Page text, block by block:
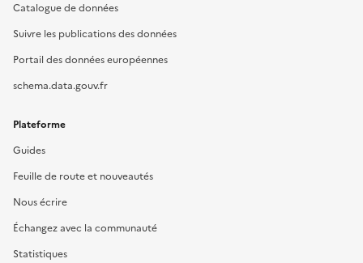
Catalogue de données
Suivre les publications des données
Portail des données européennes
schema.data.gouv.fr
Plateforme
Guides
Feuille de route et nouveautés
Nous écrire
Échangez avec la communauté
Statistiques